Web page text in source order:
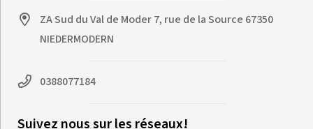
ZA Sud du Val de Moder 7, rue de la Source 67350
NIEDERMODERN
0388077184
Suivez nous sur les réseaux!